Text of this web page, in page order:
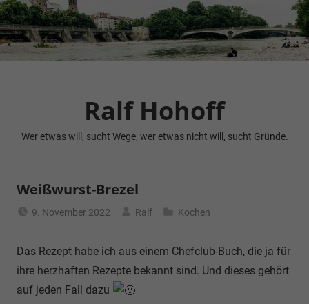
Zum
Inhalt
springen
Ralf Hohoff
Wer etwas will, sucht Wege, wer etwas nicht will, sucht Gründe.
Weißwurst-Brezel
9. November 2022 Ralf Kochen
Das Rezept habe ich aus einem Chefclub-Buch, die ja für
ihre herzhaften Rezepte bekannt sind. Und dieses gehört
auf jeden Fall dazu